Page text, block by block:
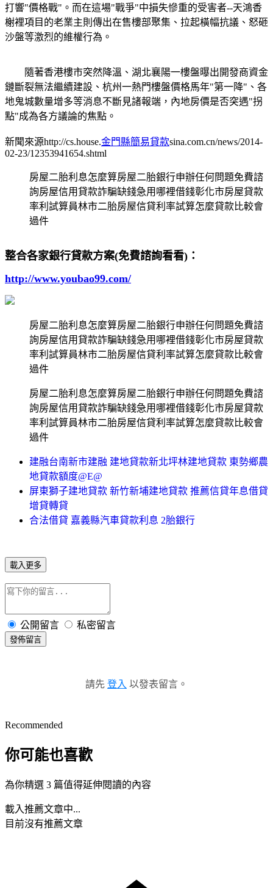
打響"價格戰"。而在這場"戰爭"中損失慘重的受害者--天鴻香
榭裡項目的老業主則傳出在售樓部聚集、拉起橫幅抗議、怒砸
沙盤等激烈的維權行為。
隨著香港樓市突然降溫、湖北襄陽一樓盤曝出開發商資金
鏈斷裂無法繼續建設、杭州一熱門樓盤價格馬年"第一降"、各
地鬼城數量增多等消息不斷見諸報端，內地房價是否突遇"拐
點"成為各方議論的焦點。
新聞來源http://cs.house.金門縣簡易貸款sina.com.cn/news/2014-
02-23/12353941654.shtml
房屋二胎利息怎麼算房屋二胎銀行申辦任何問題免費諮
詢房屋信用貸款詐騙缺錢急用哪裡借錢彰化市房屋貸款
率利試算員林市二胎房屋信貸利率試算怎麼貸款比較會
過件
整合各家銀行貸款方案(免費諮詢看看)：
http://www.youbao99.com/
房屋二胎利息怎麼算房屋二胎銀行申辦任何問題免費諮
詢房屋信用貸款詐騙缺錢急用哪裡借錢彰化市房屋貸款
率利試算員林市二胎房屋信貸利率試算怎麼貸款比較會
過件
房屋二胎利息怎麼算房屋二胎銀行申辦任何問題免費諮
詢房屋信用貸款詐騙缺錢急用哪裡借錢彰化市房屋貸款
率利試算員林市二胎房屋信貸利率試算怎麼貸款比較會
過件
建融台南新市建融 建地貸款新北坪林建地貸款 東勢鄉農
地貸款額度@E@
屏東獅子建地貸款 新竹新埔建地貸款 推薦信貸年息借貸
增貸轉貸
合法借貸 嘉義縣汽車貸款利息 2胎銀行
載入更多
公開留言 私密留言
發佈留言
請先 登入 以發表留言。
Recommended
你可能也喜歡
為你精選 3 篇值得延伸閱讀的內容
載入推薦文章中...
目前沒有推薦文章